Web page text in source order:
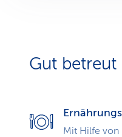
Gut betreut
Mit Hilfe von